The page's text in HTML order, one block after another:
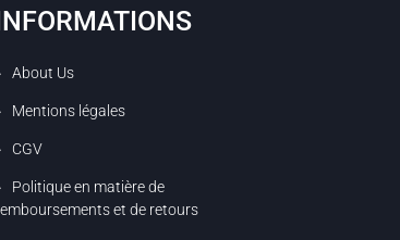
About Us
Mentions légales
CGV
Politique en matière de
et de retours